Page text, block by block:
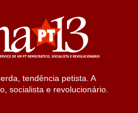
tendência petista. A
socialista e revolucionário.